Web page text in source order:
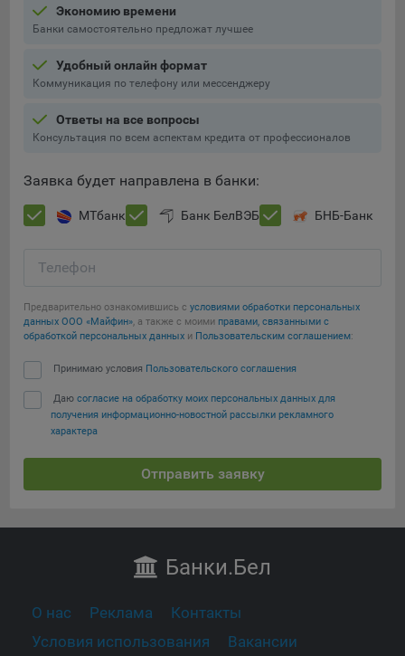
Экономию времени
Банки самостоятельно предложат лучшее
Удобный онлайн формат
Коммуникация по телефону или мессенджеру
Ответы на все вопросы
Консультация по всем аспектам кредита от профессионалов
Заявка будет направлена в банки:
МТбанк Банк БелВЭБ БНБ-Банк
Телефон
Предварительно ознакомившись с условиями обработки персональных
данных ООО «Майфин», а также с моими правами, связанными с
обработкой персональных данных и Пользовательским соглашением:
Принимаю условия Пользовательского соглашения
Даю согласие на обработку моих персональных данных для
получения информационно-новостной рассылки рекламного
характера
Отправить заявку
Банки.Бел
О нас Реклама
Контакты
Условия использования
Вакансии